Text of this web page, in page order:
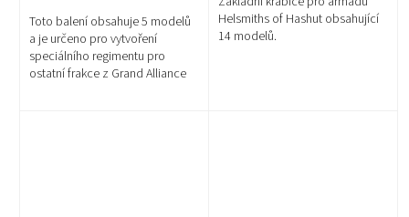
Toto balení obsahuje 5 modelů
a je určeno pro vytvoření
speciálního regimentu pro
ostatní frakce z Grand Alliance
Helsmiths of Hashut obsahující
14 modelů.